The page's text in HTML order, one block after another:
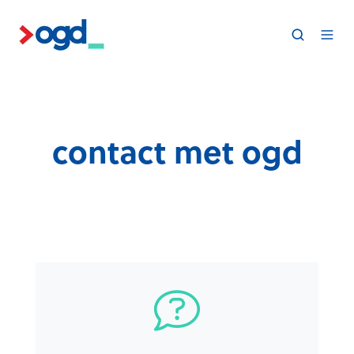
contact met ogd
n
e
l